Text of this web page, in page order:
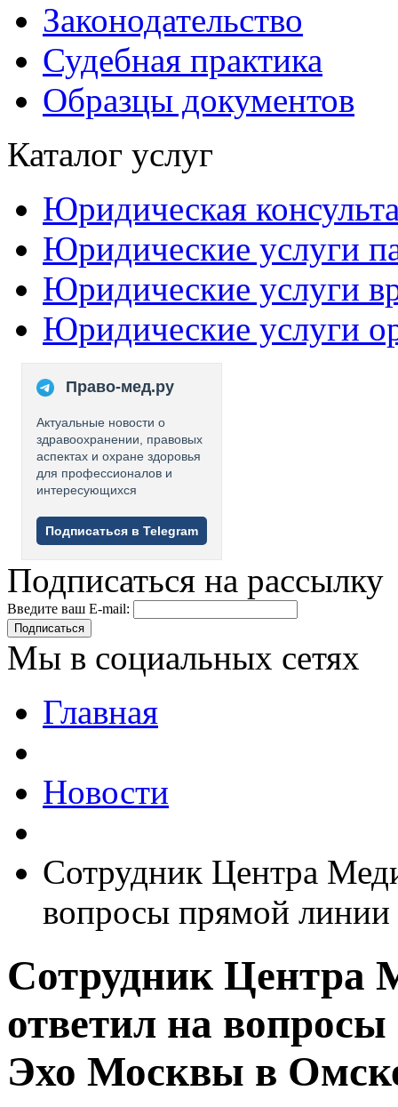
Законодательство
Судебная практика
Образцы документов
Каталог услуг
Юридическая
Юридические услуги
Юридические услуги
Юридические услуги
Право-мед.ру
Актуальные новости о
здравоохранении, правовых
аспектах и охране здоровья
для профессионалов и
интересующихся
Подписаться в Telegram
Подписаться на рассылку
Введите ваш E-mail:
Подписаться
Мы в социальных сетях
Главная
Новости
Сотрудник Центра
вопросы прямой
Сотрудник Центра
ответил на
Эхо Москвы в